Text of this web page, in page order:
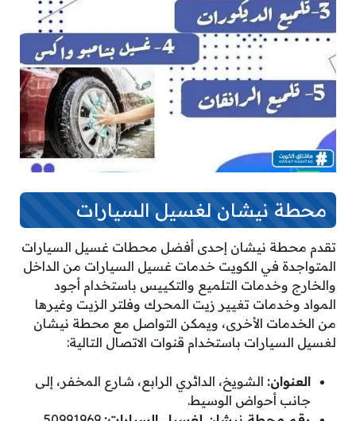
محطة نيشان لغسيل السيارات
تقدم محطة نيشان إحدى أفضل محطات غسيل السيارات
المتواجدة في الكويت خدمات غسيل السيارات من الداخل
والخارج وخدمات التلميع والتكييس باستخدام أجود
المواد وخدمات تغيير زيت المحرك وفلتر الزيت وغيرها
من الخدمات الأخرى، ويمكن التواصل مع محطة نيشان
لغسيل السيارات باستخدام قنوات الاتصال التالية:
العنوان: الشويخ، الدائري الرابع، شارع المخفر، إلى
جانب أحواض الوسيط.